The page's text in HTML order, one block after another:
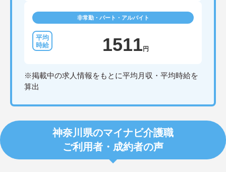
非常勤・パート・アルバイト
1511 円
※掲載中の求人情報をもとに平均月収・平均時給を
算出
神奈川県のマイナビ介護職
ご利用者・成約者の声